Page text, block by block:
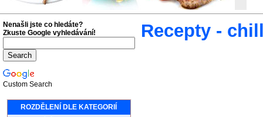
Recepty -
Nenašli jste co hledáte?
Zkuste Google vyhledávání!
Custom Search
ROZDĚLENÍ DLE KATEGORIÍ